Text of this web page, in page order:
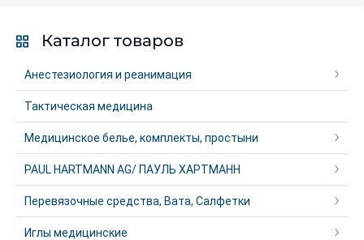
Каталог товаров
Анестезиология и реанимация
Тактическая медицина
Медицинское белье, комплекты, простыни
PAUL HARTMANN AG/ ПАУЛЬ ХАРТМАНН
Перевязочные средства, Вата, Салфетки
Иглы медицинские